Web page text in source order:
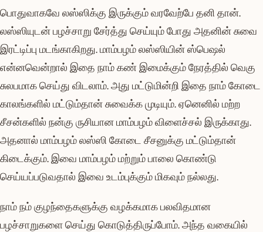
பொதுவாகவே லஸ்ஸிக்கு இருக்கும் வரவேற்பே தனி தான்.
லஸ்ஸியுடன் பழச்சாறு சேர்த்து செய்யும் போது அதனின் சுவை
இரட்டிப்பு மடங்காகிறது. மாம்பழம் லஸ்ஸியின் ஸ்பெஷல்
என்னவென்றால் இதை நாம் கண் இமைக்கும் நேரத்தில் வெகு
சுலபமாக செய்து விடலாம். அது மட்டுமின்றி இதை நாம் கோடை
காலங்களில் மட்டும்தான் சுவைக்க முடியும். ஏனெனில் மற்ற
சீசன்களில் நன்கு ருசியான மாம்பழம் விளைச்சல் இருக்காது.
அதனால் மாம்பழம் லஸ்ஸி கோடை சீசனுக்கு மட்டும்தான்
கிடைக்கும். இவை மாம்பழம் மற்றும் பாலை கொண்டு
செய்யப்படுவதால் இவை உடம்புக்கும் மிகவும் நல்லது.
நாம் நம் குழந்தைகளுக்கு வழக்கமாக பலவிதமான
பழச்சாறுகளை செய்து கொடுத்திருப்போம். அந்த வகையில்